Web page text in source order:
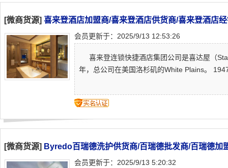
[微商货源] 喜来登酒店加盟商/喜来登酒店供货商/喜来登酒店
会员更新于：2025/9/13 12:53:26
喜来登连锁快捷酒店集团公司是喜达屋（
年，总公司在美国洛杉矶的White Plains。
[微商货源] Byredo百瑞德洗护供货商/百瑞德批发商/百瑞德加
会员更新于：2025/9/13 5:20:32